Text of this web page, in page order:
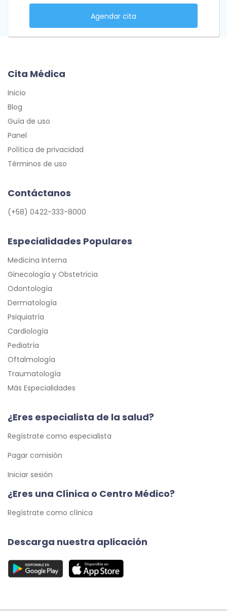
Agendar cita
Cita Médica
Inicio
Blog
Guía de uso
Panel
Política de privacidad
Términos de uso
Contáctanos
(+58) 0422-333-8000
Especialidades Populares
Medicina Interna
Ginecología y Obstetricia
Odontología
Dermatología
Psiquiatría
Cardiología
Pediatría
Oftalmología
Traumatología
Más Especialidades
¿Eres especialista de la salud?
Regístrate como especialista
Pagar comisión
Iniciar sesión
¿Eres una Clínica o Centro Médico?
Regístrate como clínica
Descarga nuestra aplicación